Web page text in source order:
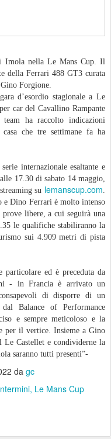
Imola nella Le Mans Cup. Il
della Ferrari 488 GT3 curata
Forgione.
d’esordio stagionale a Le
car del Cavallino Rampante
ha raccolto indicazioni
che tre settimane fa ha
internazionale esaltante e
17.30 di sabato 14 maggio,
su lemanscup.com.
Dino Ferrari è molto intenso
libere, a cui seguirà una
le qualifiche stabiliranno la
sui 4.909 metri di pista
particolare ed è preceduta da
- in Francia è arrivato un
di disporre di un
Balance of Performance
e sempre meticoloso e la
per il vertice. Insieme a Gino
Le Castellet e condividerne la
saranno tutti presenti”-
da gc
Le Mans Cup